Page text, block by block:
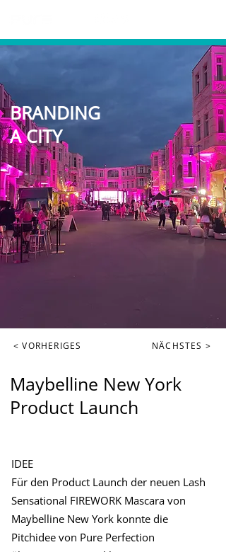
BRANDING
A CITY
< VORHERIGES NÄCHSTES >
Maybelline New York
Product Launch
IDEE
Für den Product Launch der neuen Lash
Sensational FIREWORK Mascara von
Maybelline New York konnte die
Pitchidee von Pure Perfection